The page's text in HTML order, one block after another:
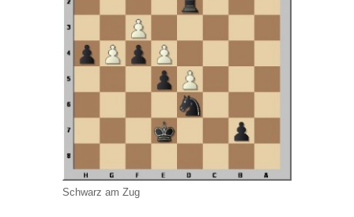
Schwarz am Zug